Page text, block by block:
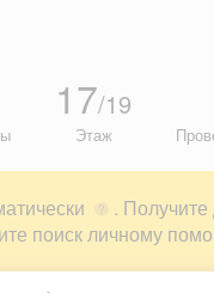
17/19
Этаж
?
. Получите
поиск личному